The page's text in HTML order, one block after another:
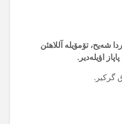
شەیح، تۆمۆیلە آللاهئن
اؤیلەدیر.
گرکیر.